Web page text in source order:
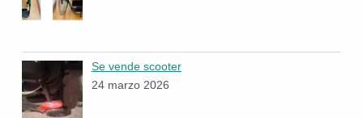
Se vende scooter
24 marzo 2026